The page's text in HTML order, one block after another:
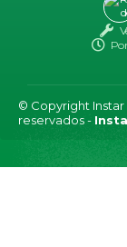
© Copyright Instar
reservados -